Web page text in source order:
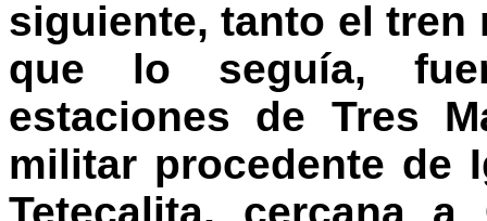
siguiente, tanto el tren
que lo seguía,
estaciones de Tres
militar procedente de